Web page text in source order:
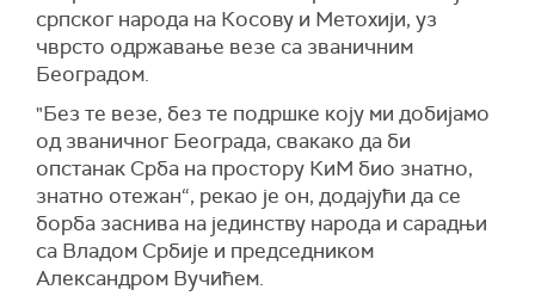
српског народа на Косову и Метохији, уз
чврсто одржавање везе са званичним
Београдом.
"Без те везе, без те подршке коју ми добијамо
од званичног Београда, свакако да би
опстанак Срба на простору КиМ био знатно,
знатно отежан“, рекао је он, додајући да се
борба заснива на јединству народа и сарадњи
са Владом Србије и председником
Александром Вучићем.